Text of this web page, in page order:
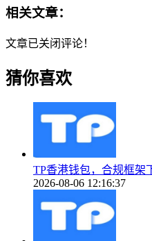
相关文章：
文章已关闭评论！
猜你喜欢
TP香港钱包，合规框架
2026-08-06 12:16:37